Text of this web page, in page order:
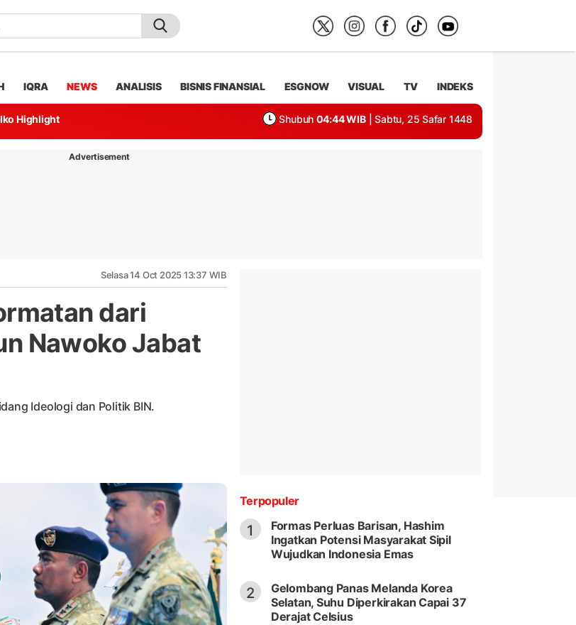
IQRA NEWS ANALISIS BISNIS FINANSIAL ESGNOW VISUAL TV INDEKS
Highlight Shubuh 04:44 WIB | Sabtu, 25 Safar 1448
Advertisement
Selasa 14 Oct 2025 13:37 WIB
dari
Nawoko Jabat
Ideologi dan Politik BIN.
Terpopuler
1
Formas Perluas Barisan, Hashim
Ingatkan Potensi Masyarakat Sipil
Wujudkan Indonesia Emas
2
Gelombang Panas Melanda Korea
Selatan, Suhu Diperkirakan Capai 37
Derajat Celsius